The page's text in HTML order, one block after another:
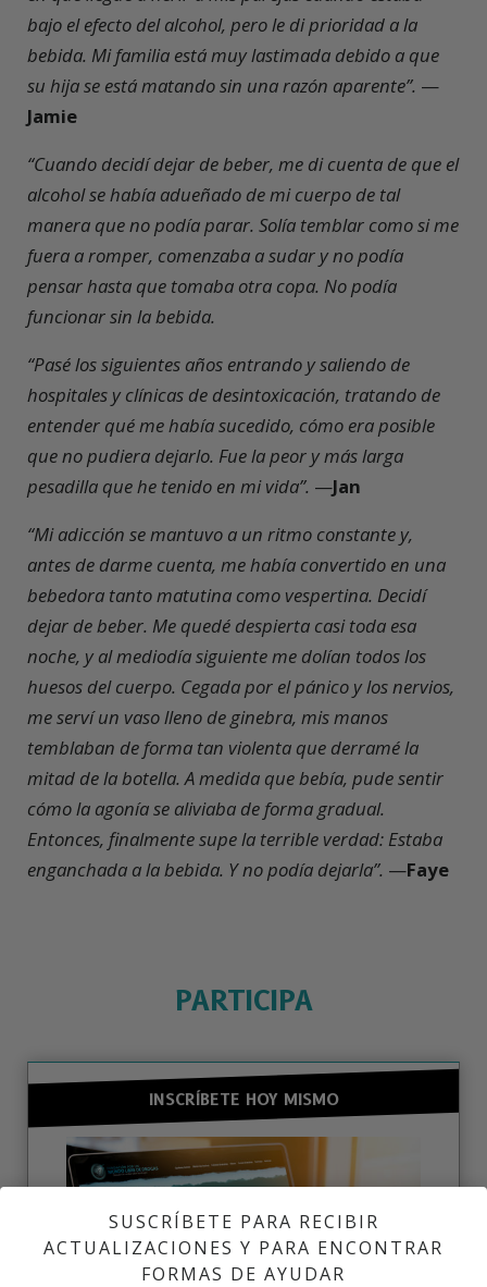
bajo el efecto del alcohol, pero le di prioridad a la
bebida. Mi familia está muy lastimada debido a que
su hija se está matando sin una razón aparente”. —
Jamie
“Cuando decidí dejar de beber, me di cuenta de que el
alcohol se había adueñado de mi cuerpo de tal
manera que no podía parar. Solía temblar como si me
fuera a romper, comenzaba a sudar y no podía
pensar hasta que tomaba otra copa. No podía
funcionar sin la bebida.
“Pasé los siguientes años entrando y saliendo de
hospitales y clínicas de desintoxicación, tratando de
entender qué me había sucedido, cómo era posible
que no pudiera dejarlo. Fue la peor y más larga
pesadilla que he tenido en mi vida”. —Jan
“Mi adicción se mantuvo a un ritmo constante y,
antes de darme cuenta, me había convertido en una
bebedora tanto matutina como vespertina. Decidí
dejar de beber. Me quedé despierta casi toda esa
noche, y al mediodía siguiente me dolían todos los
huesos del cuerpo. Cegada por el pánico y los nervios,
me serví un vaso lleno de ginebra, mis manos
temblaban de forma tan violenta que derramé la
mitad de la botella. A medida que bebía, pude sentir
cómo la agonía se aliviaba de forma gradual.
Entonces, finalmente supe la terrible verdad: Estaba
enganchada a la bebida. Y no podía dejarla”. —Faye
PARTICIPA
INSCRÍBETE HOY MISMO
SUSCRÍBETE PARA RECIBIR
ACTUALIZACIONES Y PARA ENCONTRAR
FORMAS DE AYUDAR